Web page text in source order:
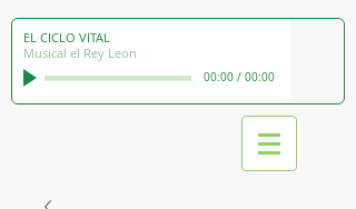
EL CICLO VITAL
Musical el Rey Leon
00:00 / 00:00